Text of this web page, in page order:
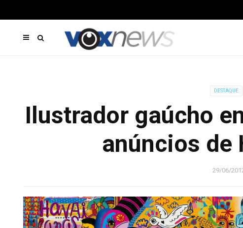
DESTAQUE
Ilustrador gaúcho
anúncios de
29/06/